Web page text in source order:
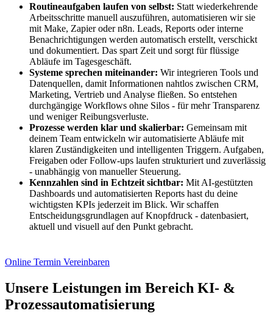
Routineaufgaben laufen von selbst: Statt wiederkehrende
Arbeitsschritte manuell auszuführen, automatisieren wir sie
mit Make, Zapier oder n8n. Leads, Reports oder interne
Benachrichtigungen werden automatisch erstellt, verschickt
und dokumentiert. Das spart Zeit und sorgt für flüssige
Abläufe im Tagesgeschäft.
Systeme sprechen miteinander: Wir integrieren Tools und
Datenquellen, damit Informationen nahtlos zwischen CRM,
Marketing, Vertrieb und Analyse fließen. So entstehen
durchgängige Workflows ohne Silos - für mehr Transparenz
und weniger Reibungsverluste.
Prozesse werden klar und skalierbar: Gemeinsam mit
deinem Team entwickeln wir automatisierte Abläufe mit
klaren Zuständigkeiten und intelligenten Triggern. Aufgaben,
Freigaben oder Follow-ups laufen strukturiert und zuverlässig
- unabhängig von manueller Steuerung.
Kennzahlen sind in Echtzeit sichtbar: Mit AI-gestützten
Dashboards und automatisierten Reports hast du deine
wichtigsten KPIs jederzeit im Blick. Wir schaffen
Entscheidungsgrundlagen auf Knopfdruck - datenbasiert,
aktuell und visuell auf den Punkt gebracht.
Online Termin Vereinbaren
Unsere Leistungen im Bereich KI- &
Prozessautomatisierung